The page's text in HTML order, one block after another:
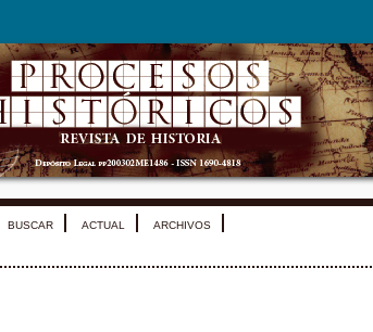
BUSCAR ACTUAL ARCHIVOS